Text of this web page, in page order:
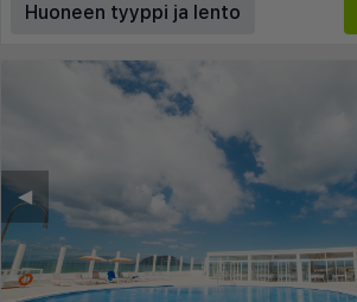
Huoneen tyyppi ja lento
◀︎